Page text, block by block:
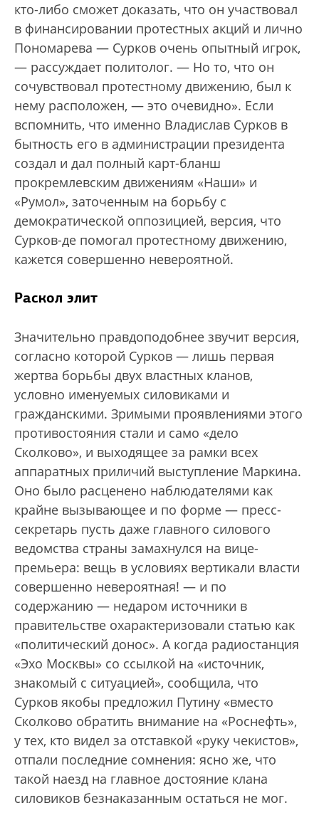
кто-либо сможет доказать, что он участвовал
в финансировании протестных акций и лично
Пономарева — Сурков очень опытный игрок,
— рассуждает политолог. — Но то, что он
сочувствовал протестному движению, был к
нему расположен, — это очевидно». Если
вспомнить, что именно Владислав Сурков в
бытность его в администрации президента
создал и дал полный карт-бланш
прокремлевским движениям «Наши» и
«Румол», заточенным на борьбу с
демократической оппозицией, версия, что
Сурков-де помогал протестному движению,
кажется совершенно невероятной.
Раскол элит
Значительно правдоподобнее звучит версия,
согласно которой Сурков — лишь первая
жертва борьбы двух властных кланов,
условно именуемых силовиками и
гражданскими. Зримыми проявлениями этого
противостояния стали и само «дело
Сколково», и выходящее за рамки всех
аппаратных приличий выступление Маркина.
Оно было расценено наблюдателями как
крайне вызывающее и по форме — пресс-
секретарь пусть даже главного силового
ведомства страны замахнулся на вице-
премьера: вещь в условиях вертикали власти
совершенно невероятная! — и по
содержанию — недаром источники в
правительстве охарактеризовали статью как
«политический донос». А когда радиостанция
«Эхо Москвы» со ссылкой на «источник,
знакомый с ситуацией», сообщила, что
Сурков якобы предложил Путину «вместо
Сколково обратить внимание на «Роснефть»,
у тех, кто видел за отставкой «руку чекистов»,
отпали последние сомнения: ясно же, что
такой наезд на главное достояние клана
силовиков безнаказанным остаться не мог.